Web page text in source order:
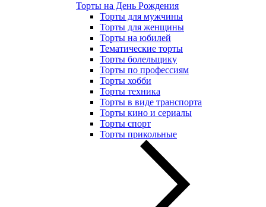
Торты на День Рождения
Торты для мужчины
Торты для женщины
Торты на юбилей
Тематические торты
Торты болельщику
Торты по профессиям
Торты хобби
Торты техника
Торты в виде транспорта
Торты кино и сериалы
Торты спорт
Торты прикольные